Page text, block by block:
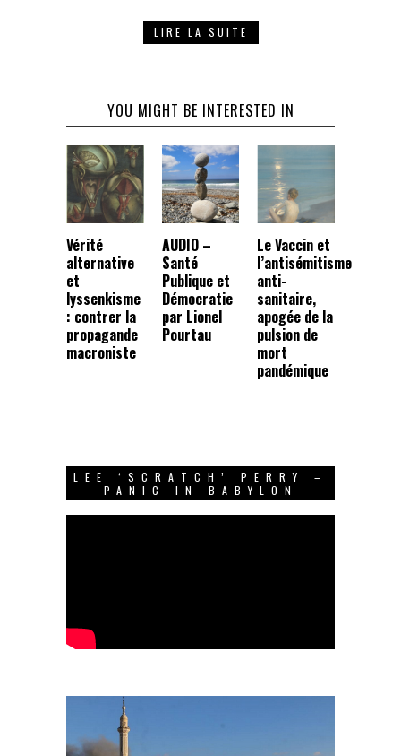
LIRE LA SUITE
YOU MIGHT BE INTERESTED IN
Vérité
alternative
et
lyssenkisme
: contrer la
propagande
macroniste
AUDIO –
Santé
Publique et
Démocratie
par Lionel
Pourtau
Le Vaccin et
l’antisémitisme
anti-
sanitaire,
apogée de la
pulsion de
mort
pandémique
LEE ‘SCRATCH’ PERRY –
PANIC IN BABYLON